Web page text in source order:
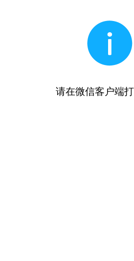
请在微信客户端